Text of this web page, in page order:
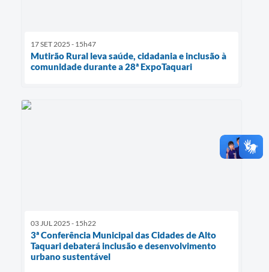
17 SET 2025 - 15h47
Mutirão Rural leva saúde, cidadania e inclusão à
comunidade durante a 28ª ExpoTaquari
03 JUL 2025 - 15h22
3ª Conferência Municipal das Cidades de Alto
Taquari debaterá inclusão e desenvolvimento
urbano sustentável